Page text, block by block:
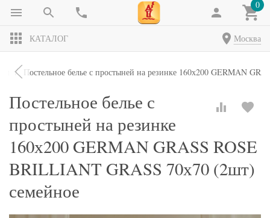
0
КАТАЛОГ Москва
Постельное белье с простыней на резинке 160х200 GERMAN
Постельное белье с
простыней на резинке
160х200 GERMAN GRASS ROSE
BRILLIANT GRASS 70х70 (2шт)
семейное